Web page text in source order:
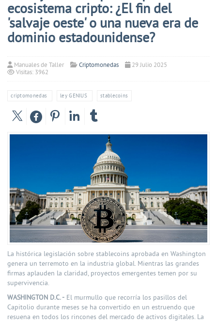
ecosistema cripto: ¿El fin del
'salvaje oeste' o una nueva era de
dominio estadounidense?
Manuales de Taller Criptomonedas
29 Julio 2025
Visitas: 3962
criptomonedas ley GENIUS stablecoins
La histórica legislación sobre stablecoins aprobada en Washington
genera un terremoto en la industria global. Mientras las grandes
firmas aplauden la claridad, proyectos emergentes temen por su
supervivencia.
WASHINGTON D.C. - El murmullo que recorría los pasillos del
Capitolio durante meses se ha convertido en un estruendo que
resuena en todos los rincones del mercado de activos digitales. La